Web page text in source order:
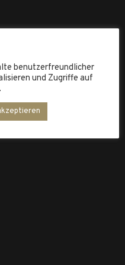
benutzerfreundlicher
und Zugriffe auf